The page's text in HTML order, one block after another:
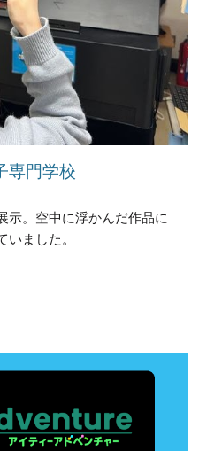
専門学校
示。空中に浮かんだ作品に
いました。